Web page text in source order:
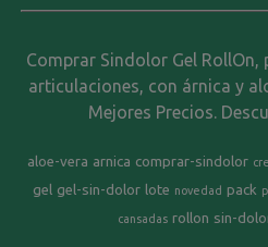
Comprar Sindolor Gel
articulaciones, con árnica y
Mejores Precios.
aloe-vera arnica comprar-sindolor
gel gel-sin-dolor lote novedad pack
cansadas rollon sin-